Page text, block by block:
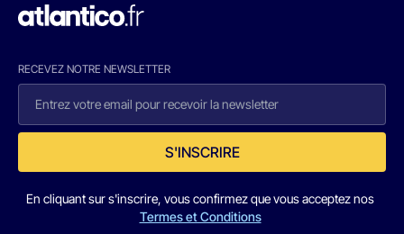
RECEVEZ NOTRE NEWSLETTER
S'INSCRIRE
En cliquant sur s'inscrire, vous confirmez que vous acceptez nos
Termes et Conditions